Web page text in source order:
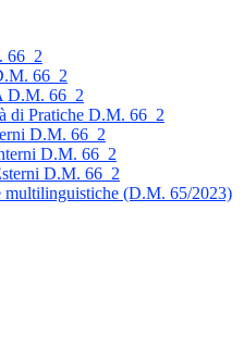
66_2
66_2
D.M. 66_2
di Pratiche D.M. 66_2
D.M. 66_2
D.M. 66_2
D.M. 66_2
multilinguistiche (D.M. 65/2023)